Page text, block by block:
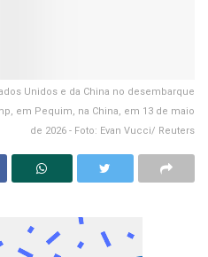
Unidos e da China no desembarque
em Pequim, na China, em 13 de maio
de 2026 - Foto: Evan Vucci/ Reuters